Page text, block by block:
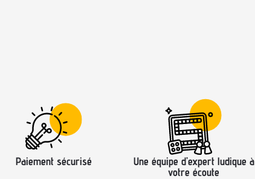
Paiement sécurisé
Une équipe d’expert ludique à
votre écoute